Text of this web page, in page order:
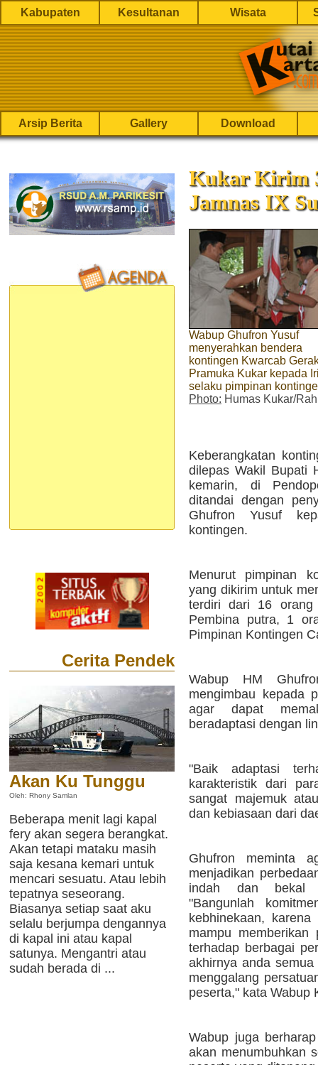
Kabupaten Kesultanan Wisata
Arsip Berita Gallery Download
Cerita Pendek
Akan Ku Tunggu
Oleh: Rhony Samlan
Beberapa menit lagi kapal
fery akan segera berangkat.
Akan tetapi mataku masih
saja kesana kemari untuk
mencari sesuatu. Atau lebih
tepatnya seseorang.
Biasanya setiap saat aku
selalu berjumpa dengannya
di kapal ini atau kapal
satunya. Mengantri atau
sudah berada di ...
Kukar Kirim
Jamnas IX
Wabup Ghufron Yusuf
menyerahkan bendera
kontingen Kwarcab
Pramuka Kukar kepada
selaku pimpinan
Photo: Humas Kukar/
Keberangkatan
dilepas Wakil Bupati
kemarin, di
ditandai dengan
Ghufron Yusuf
kontingen.
Menurut pimpinan
yang dikirim untuk
terdiri dari 16
Pembina putra, 1
Pimpinan Kontingen
Wabup HM
mengimbau kepada
agar dapat
beradaptasi dengan
"Baik adaptasi
karakteristik dari
sangat majemuk
dan kebiasaan dari
Ghufron meminta
menjadikan
indah dan bekal
"Bangunlah
kebhinekaan,
mampu memberikan
terhadap berbagai
akhirnya anda
menggalang
peserta," kata Wabup
Wabup juga
akan menumbuhkan